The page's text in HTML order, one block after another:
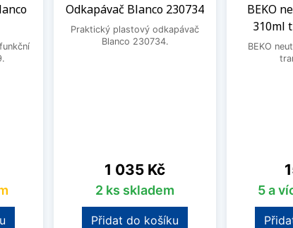
Odkapávač Blanco 230734
Praktický plastový odkapávač
Blanco 230734.
Cena
1 035 Kč
2 ks skladem
Přidat do košíku
BEKO
310ml
BEKO
5 a